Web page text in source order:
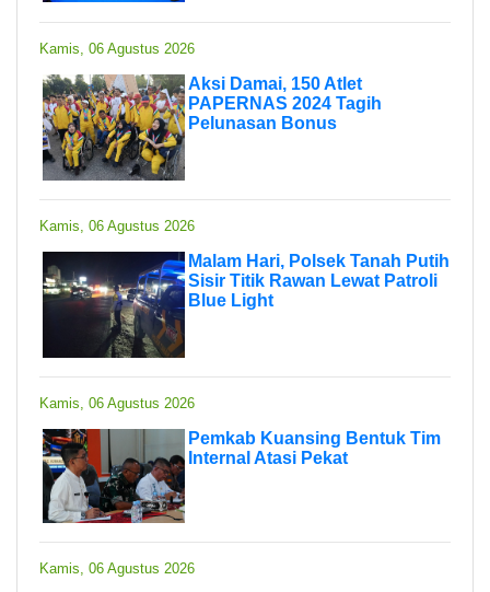
Kamis, 06 Agustus 2026
Aksi Damai, 150 Atlet
PAPERNAS 2024 Tagih
Pelunasan Bonus
Kamis, 06 Agustus 2026
Malam Hari, Polsek Tanah Putih
Sisir Titik Rawan Lewat Patroli
Blue Light
Kamis, 06 Agustus 2026
Pemkab Kuansing Bentuk Tim
Internal Atasi Pekat
Kamis, 06 Agustus 2026